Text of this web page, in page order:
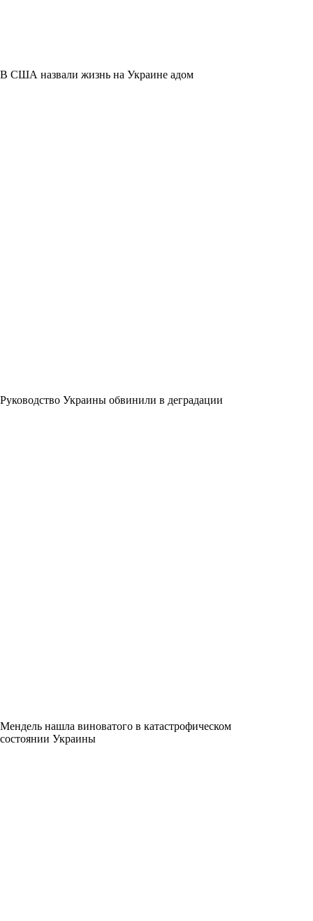
В США назвали жизнь на Украине адом
Руководство Украины обвинили в деградации
Мендель нашла виноватого в катастрофическом
состоянии Украины